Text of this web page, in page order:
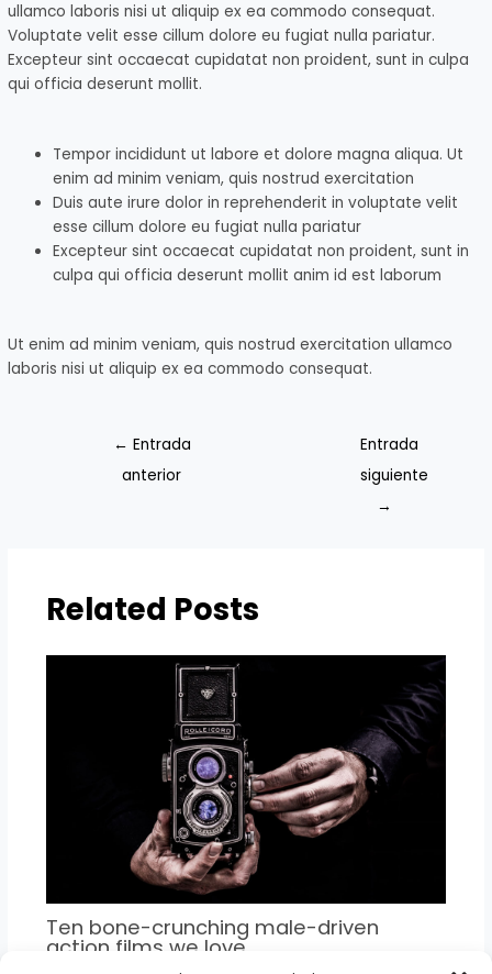
ullamco laboris nisi ut aliquip ex ea commodo consequat.
Voluptate velit esse cillum dolore eu fugiat nulla pariatur.
Excepteur sint occaecat cupidatat non proident, sunt in culpa
qui officia deserunt mollit.
Tempor incididunt ut labore et dolore magna aliqua. Ut
enim ad minim veniam, quis nostrud exercitation
Duis aute irure dolor in reprehenderit in voluptate velit
esse cillum dolore eu fugiat nulla pariatur
Excepteur sint occaecat cupidatat non proident, sunt in
culpa qui officia deserunt mollit anim id est laborum
Ut enim ad minim veniam, quis nostrud exercitation ullamco
laboris nisi ut aliquip ex ea commodo consequat.
← Entrada
anterior
Entrada
siguiente
→
Related Posts
Ten bone-crunching male-driven
action films we love